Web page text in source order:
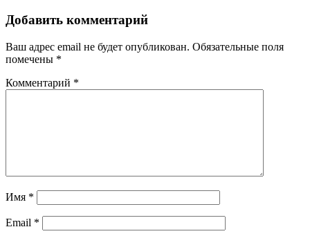
Добавить комментарий
Ваш адрес email не будет опубликован. Обязательные поля
помечены *
Комментарий *
Имя *
Email *